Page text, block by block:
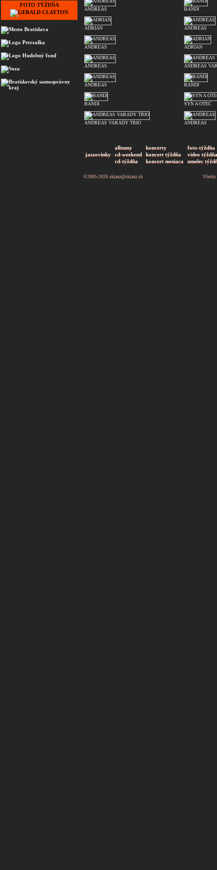
FOTO TÝŽDŇA
ANDREAS BANDI
ADRIAN ANDREAS
ANDREAS ADRIAN
ANDREAS ANDREAS
ANDREAS BANDI
BANDI SYN A OTEC
ANDREAS VARADY TRIO ANDREAS
jazzovinky
albumy koncerty
foto-týždňa
cd-weekend
koncert týždňa
video týždňa
cd-týždňa
koncert mesiaca umelec
©2005-2026 skjazz@skjazz.sk Všetky